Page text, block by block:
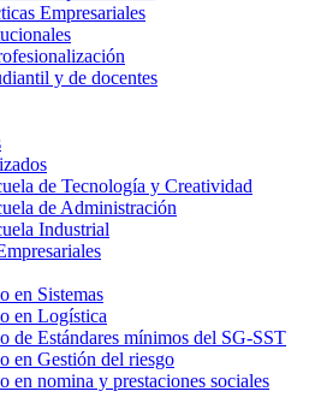
Empresariales
y de docentes
de Tecnología y Creatividad
de Administración
Industrial
en Sistemas
en Logística
de Estándares mínimos del SG-SST
en Gestión del riesgo
en nomina y prestaciones sociales